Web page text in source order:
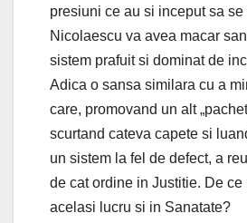
presiuni ce au si inceput sa
Nicolaescu va avea macar
sistem prafuit si dominat de
Adica o sansa similara cu a
care, promovand un alt
scurtand cateva capete si
un sistem la fel de defect, a
de cat ordine in Justitie. De ce
acelasi lucru si in Sanatate?